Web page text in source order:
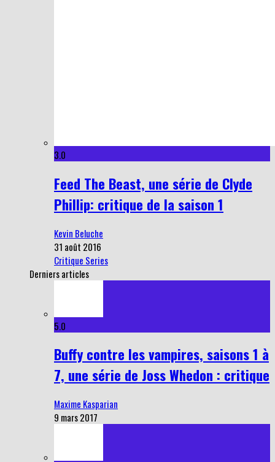
3.0
Feed The Beast, une série de Clyde
Phillip: critique de la saison 1
Kevin Beluche
31 août 2016
Critique Series
Derniers articles
5.0
Buffy contre les vampires, saisons 1 à
7, une série de Joss Whedon : critique
Maxime Kasparian
9 mars 2017